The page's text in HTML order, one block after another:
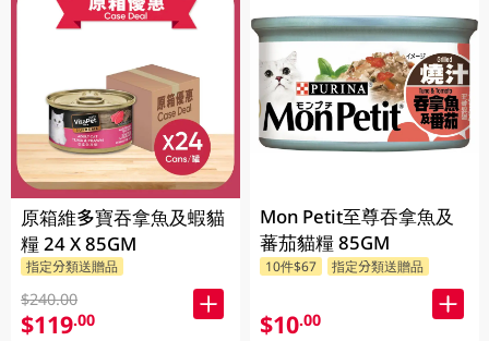
原箱維多寶吞拿魚及蝦貓
糧 24 X 85GM
指定分類送贈品
$240.00
$119.00
Mon Petit至尊吞拿魚及
蕃茄貓糧 85GM
10件$67 指定分類送贈品
$10.00